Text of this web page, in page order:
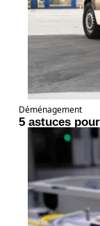
Déménagement
5 astuces